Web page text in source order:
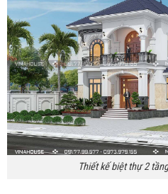
Thiết kế biệt thự 2